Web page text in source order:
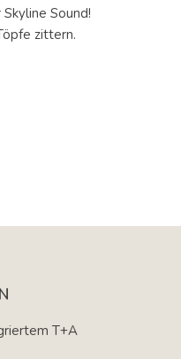
Sound!
zittern.
T+A